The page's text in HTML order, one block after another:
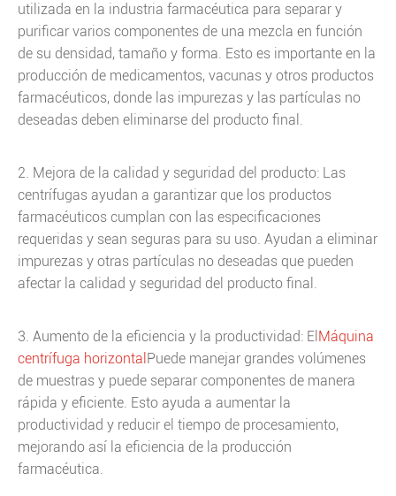
utilizada en la industria farmacéutica para separar y
purificar varios componentes de una mezcla en función
de su densidad, tamaño y forma. Esto es importante en la
producción de medicamentos, vacunas y otros productos
farmacéuticos, donde las impurezas y las partículas no
deseadas deben eliminarse del producto final.
2. Mejora de la calidad y seguridad del producto: Las
centrífugas ayudan a garantizar que los productos
farmacéuticos cumplan con las especificaciones
requeridas y sean seguras para su uso. Ayudan a eliminar
impurezas y otras partículas no deseadas que pueden
afectar la calidad y seguridad del producto final.
3. Aumento de la eficiencia y la productividad: El Máquina
centrífuga horizontal Puede manejar grandes volúmenes
de muestras y puede separar componentes de manera
rápida y eficiente. Esto ayuda a aumentar la
productividad y reducir el tiempo de procesamiento,
mejorando así la eficiencia de la producción
farmacéutica.